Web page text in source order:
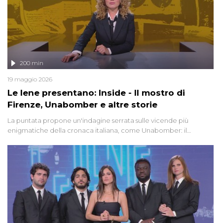
Le Iene presentano: Inside - Il mostro di
Firenze, Unabomber e altre storie
200 min
19 maggio 2026
La puntata propone un'indagine serrata sulle vicende più
enigmatiche della cronaca italiana, come Unabomber: il
'90 e il 2000 che, inquietantemente, potrebbe essere ancora in
libertà. Lo speciale affronta inoltre le zone d'ombra sul Mostro di
Firenze, le cui responsabilità appaiono ancora oggi avvolte in un
groviglio di dubbi mai chiariti. Nel corso dello speciale anche
l'intervista inedita a Olindo Romano, realizzata ne...